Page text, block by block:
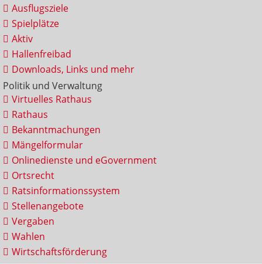
Ausflugsziele
Spielplätze
Aktiv
Hallenfreibad
Downloads, Links und mehr
Politik und Verwaltung
Virtuelles Rathaus
Rathaus
Bekanntmachungen
Mängelformular
Onlinedienste und eGovernment
Ortsrecht
Ratsinformationssystem
Stellenangebote
Vergaben
Wahlen
Wirtschaftsförderung